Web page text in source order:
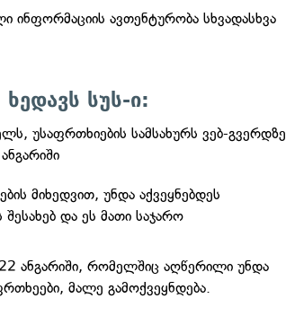
ავთენტურობა სხვადასხვა
სუს-ი:
უსაფრთხიების სამსახურს ვებ-გვერდზე
მიხედვით, უნდა აქვეყნებდეს
და ეს მათი საჯარო
ანგარიში, რომელშიც აღწერილი უნდა
მალე გამოქვეყნდება.